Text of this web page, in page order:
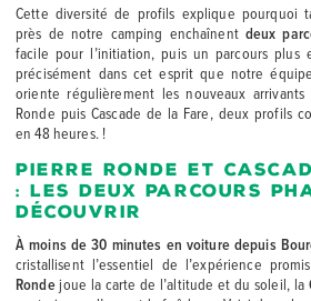
Cette diversité de profils explique pourquoi
près de notre camping enchaînent deux
facile pour l’initiation, puis un parcours plus
précisément dans cet esprit que notre
oriente régulièrement les nouveaux
Ronde puis Cascade de la Fare, deux profils
en 48 heures. !
Pierre Ronde et
: les deux parcours
découvrir
À moins de 30 minutes en voiture depuis
cristallisent l’essentiel de l’expérience
Rondejoue la carte de l’altitude et du soleil, la